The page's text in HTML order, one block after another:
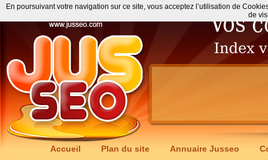
Accueil Plan du site Annuaire Jusseo
En poursuivant votre navigation sur ce site, vous acceptez l’utilisation de
de